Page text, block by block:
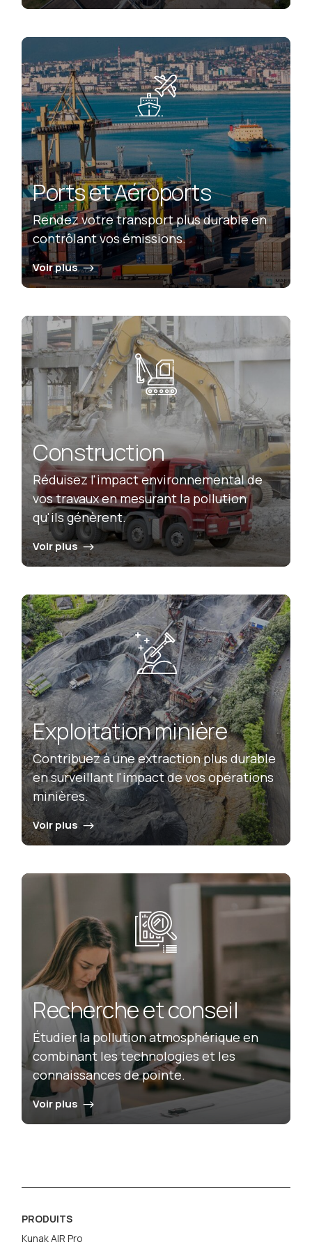
Ports et Aéroports
Rendez votre transport plus durable en
contrôlant vos émissions.
Voir plus
Construction
Réduisez l'impact environnemental de
vos travaux en mesurant la pollution
qu'ils génèrent.
Voir plus
Exploitation minière
Contribuez à une extraction plus durable
en surveillant l'impact de vos opérations
minières.
Voir plus
Recherche et conseil
Étudier la pollution atmosphérique en
combinant les technologies et les
connaissances de pointe.
Voir plus
PRODUITS
Kunak AIR Pro